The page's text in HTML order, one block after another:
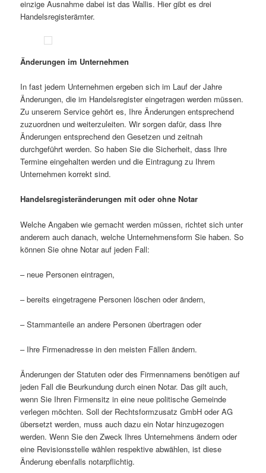
einzige Ausnahme dabei ist das Wallis. Hier gibt es drei
Handelsregisterämter.
Änderungen im Unternehmen
In fast jedem Unternehmen ergeben sich im Lauf der Jahre
Änderungen, die im Handelsregister eingetragen werden müssen.
Zu unserem Service gehört es, Ihre Änderungen entsprechend
zuzuordnen und weiterzuleiten. Wir sorgen dafür, dass Ihre
Änderungen entsprechend den Gesetzen und zeitnah
durchgeführt werden. So haben Sie die Sicherheit, dass Ihre
Termine eingehalten werden und die Eintragung zu Ihrem
Unternehmen korrekt sind.
Handelsregisteränderungen mit oder ohne Notar
Welche Angaben wie gemacht werden müssen, richtet sich unter
anderem auch danach, welche Unternehmensform Sie haben. So
können Sie ohne Notar auf jeden Fall:
– neue Personen eintragen,
– bereits eingetragene Personen löschen oder ändern,
– Stammanteile an andere Personen übertragen oder
– Ihre Firmenadresse in den meisten Fällen ändern.
Änderungen der Statuten oder des Firmennamens benötigen auf
jeden Fall die Beurkundung durch einen Notar. Das gilt auch,
wenn Sie Ihren Firmensitz in eine neue politische Gemeinde
verlegen möchten. Soll der Rechtsformzusatz GmbH oder AG
übersetzt werden, muss auch dazu ein Notar hinzugezogen
werden. Wenn Sie den Zweck Ihres Unternehmens ändern oder
eine Revisionsstelle wählen respektive abwählen, ist diese
Änderung ebenfalls notarpflichtig.